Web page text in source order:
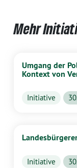
Mehr
Umgang der
Kontext von
Initiative
Initiative